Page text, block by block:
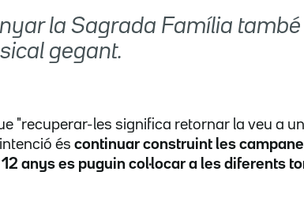
la Sagrada Família
gegant.
"recuperar-les significa retornar la veu a
és continuar construint les
anys es puguin col·locar a les diferents